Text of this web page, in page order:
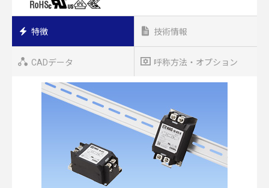
特徴 技術情報
CADデータ 呼称方法・オプション